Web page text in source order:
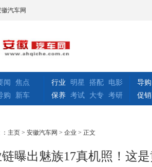
徽汽车网
闻
焦点
购 新车
行业 明星 搭配
电影
保养 考试 大专 考研
导购
促销
主页 > 安徽汽车网 > 企业 > 正文
链曝出魅族17真机照！这